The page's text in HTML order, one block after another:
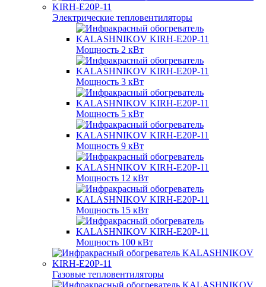
Электрические тепловентиляторы
Мощность 2 кВт
Мощность 3 кВт
Мощность 5 кВт
Мощность 9 кВт
Мощность 12 кВт
Мощность 15 кВт
Мощность 100 кВт
Газовые тепловентиляторы